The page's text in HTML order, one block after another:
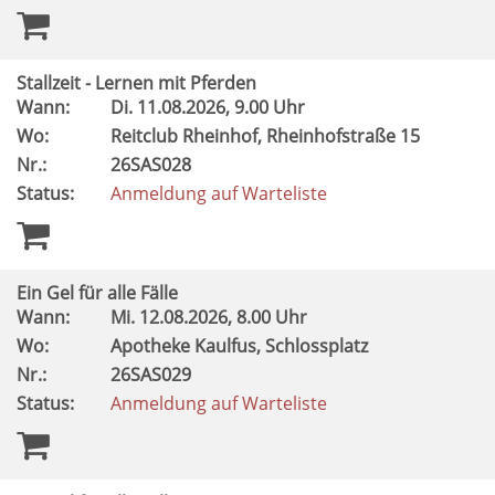
Stallzeit - Lernen mit Pferden
Wann:
Di. 11.08.2026, 9.00 Uhr
Wo:
Reitclub Rheinhof, Rheinhofstraße 15
Nr.:
26SAS028
Status:
Anmeldung auf Warteliste
Ein Gel für alle Fälle
Wann:
Mi. 12.08.2026, 8.00 Uhr
Wo:
Apotheke Kaulfus, Schlossplatz
Nr.:
26SAS029
Status:
Anmeldung auf Warteliste